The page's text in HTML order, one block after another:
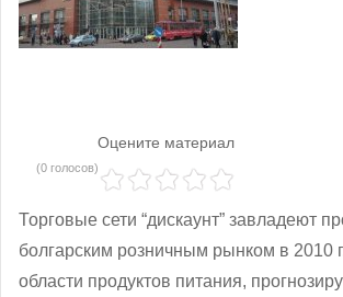
Оцените материал
(0 голосов)
Торговые сети “дискаунт” завладеют
болгарским розничным рынком в 2010
области продуктов питания,